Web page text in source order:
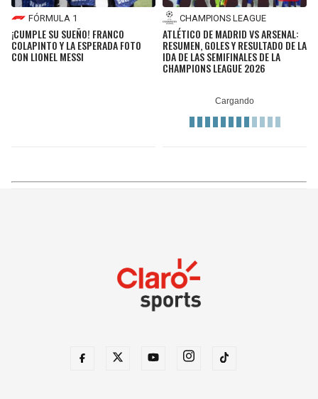
FÓRMULA 1
¡CUMPLE SU SUEÑO! FRANCO
COLAPINTO Y LA ESPERADA FOTO
CON LIONEL MESSI
CHAMPIONS LEAGUE
ATLÉTICO DE MADRID VS ARSENAL:
RESUMEN, GOLES Y RESULTADO DE LA
IDA DE LAS SEMIFINALES DE LA
CHAMPIONS LEAGUE 2026